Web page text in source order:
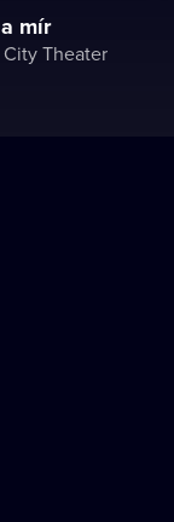
mír
City Theater